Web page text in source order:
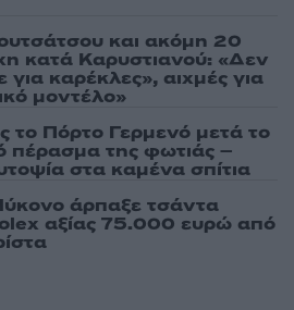
και ακόμη 20
κατά Καρυστιανού: «Δεν
καρέκλες», αιχμές για
μοντέλο»
το Πόρτο Γερμενό μετά το
πέρασμα της φωτιάς –
στα καμένα σπίτια
άρπαξε τσάντα
αξίας 75.000 ευρώ από